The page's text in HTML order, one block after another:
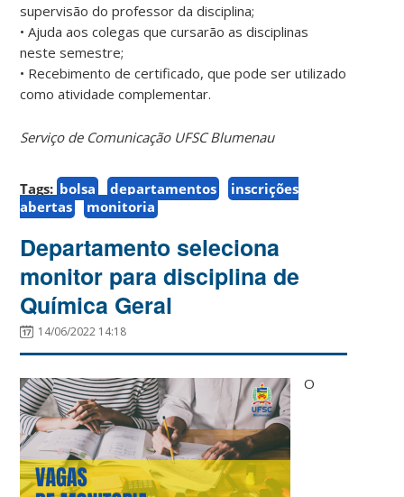
supervisão do professor da disciplina;
• Ajuda aos colegas que cursarão as disciplinas
neste semestre;
• Recebimento de certificado, que pode ser utilizado
como atividade complementar.
Serviço de Comunicação UFSC Blumenau
Tags: bolsa departamentos
inscrições
abertas
monitoria
Departamento seleciona
monitor para disciplina de
Química Geral
14/06/2022 14:18
O